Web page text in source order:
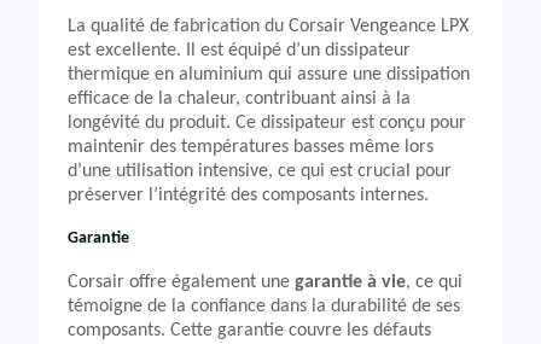
La qualité de fabrication du Corsair Vengeance LPX
est excellente. Il est équipé d’un dissipateur
thermique en aluminium qui assure une dissipation
efficace de la chaleur, contribuant ainsi à la
longévité du produit. Ce dissipateur est conçu pour
maintenir des températures basses même lors
d’une utilisation intensive, ce qui est crucial pour
préserver l’intégrité des composants internes.
Garantie
Corsair offre également une garantie à vie, ce qui
témoigne de la confiance dans la durabilité de ses
composants. Cette garantie couvre les défauts